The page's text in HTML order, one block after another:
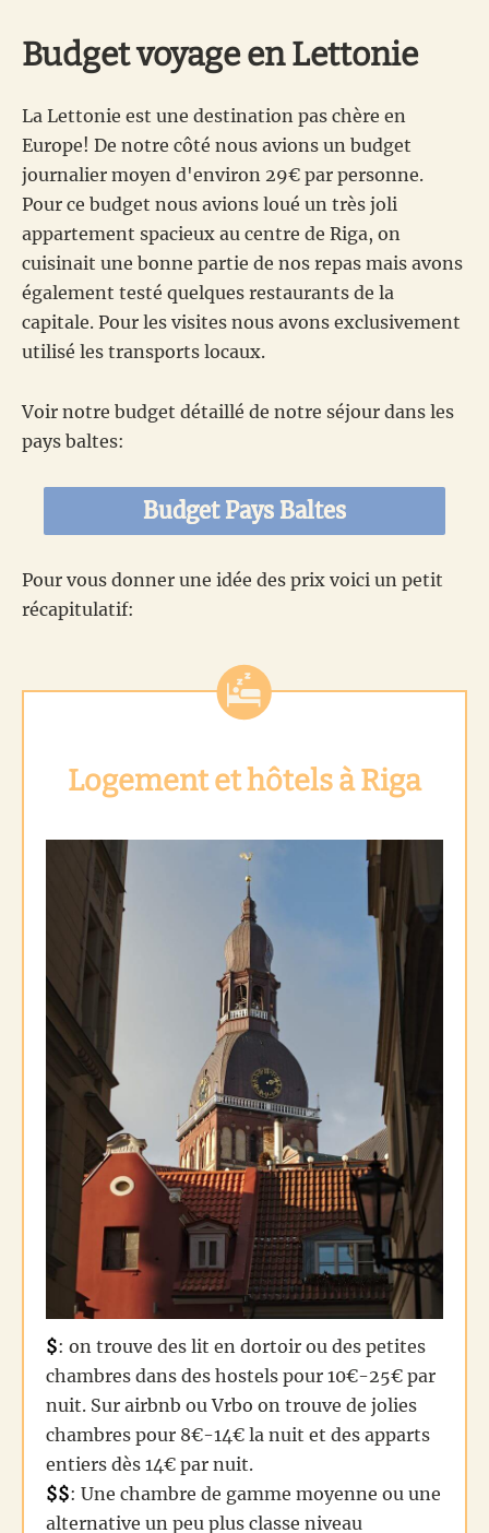
Budget voyage en Lettonie
La Lettonie est une destination pas chère en
Europe! De notre côté nous avions un budget
journalier moyen d'environ 29€ par personne.
Pour ce budget nous avions loué un très joli
appartement spacieux au centre de Riga, on
cuisinait une bonne partie de nos repas mais avons
également testé quelques restaurants de la
capitale. Pour les visites nous avons exclusivement
utilisé les transports locaux.
Voir notre budget détaillé de notre séjour dans les
pays baltes:
Budget Pays Baltes
Pour vous donner une idée des prix voici un petit
récapitulatif:
Logement et hôtels à Riga
$: on trouve des lit en dortoir ou des petites
chambres dans des hostels pour 10€-25€ par
nuit. Sur airbnb ou Vrbo on trouve de jolies
chambres pour 8€-14€ la nuit et des apparts
entiers dès 14€ par nuit.
$$: Une chambre de gamme moyenne ou une
alternative un peu plus classe niveau